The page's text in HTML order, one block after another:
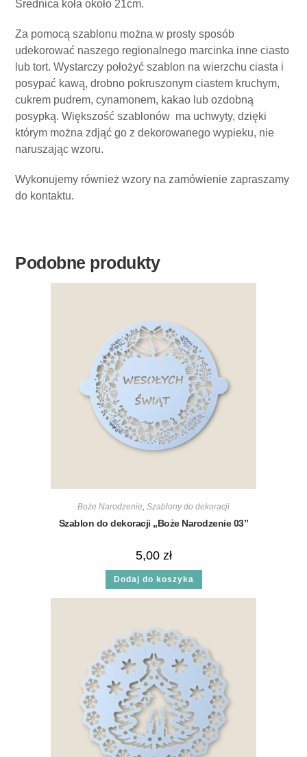
Średnica koła około 21cm.
Za pomocą szablonu można w prosty sposób
udekorować naszego regionalnego marcinka inne ciasto
lub tort. Wystarczy położyć szablon na wierzchu ciasta i
posypać kawą, drobno pokruszonym ciastem kruchym,
cukrem pudrem, cynamonem, kakao lub ozdobną
posypką. Większość szablonów ma uchwyty, dzięki
którym można zdjąć go z dekorowanego wypieku, nie
naruszając wzoru.
Wykonujemy również wzory na zamówienie zapraszamy
do kontaktu.
Podobne produkty
Boże Narodzenie, Szablony do dekoracji
Szablon do dekoracji „Boże Narodzenie 03”
5,00 zł
Dodaj do koszyka